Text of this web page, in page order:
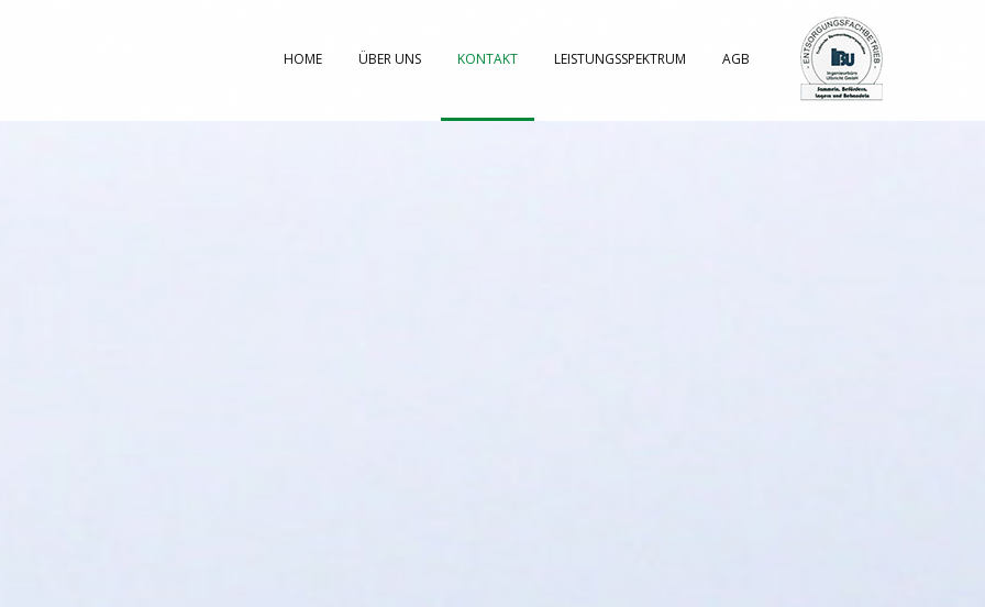
HOME ÜBER UNS KONTAKT LEISTUNGSSPEKTRUM AGB